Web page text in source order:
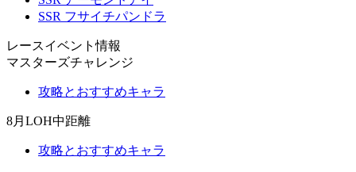
SSR フサイチパンドラ
レースイベント情報
マスターズチャレンジ
攻略とおすすめキャラ
8月LOH中距離
攻略とおすすめキャラ